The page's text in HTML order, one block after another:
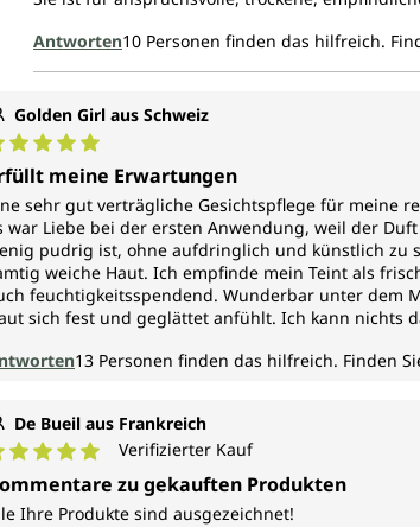
Antworten10 Personen finden das hilfreich.
Golden Girl aus Schweiz
Bewertung von 5 von 5 Sternen
meine Erwartungen
sehr gut verträgliche Gesichtspflege für meine
war Liebe bei der ersten Anwendung, weil der
pudrig ist, ohne aufdringlich und künstlich zu
weiche Haut. Ich empfinde mein Teint als
feuchtigkeitsspendend. Wunderbar unter dem
sich fest und geglättet anfühlt. Ich kann nichts
13 Personen finden das hilfreich. Finden
De Bueil aus Frankreich
Bewertung von 5 von 5 Sternen
Verifizierter Kauf
zu gekauften Produkten
Ihre Produkte sind ausgezeichnet!